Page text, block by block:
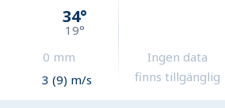
34°
19°
0 mm
3 (9) m/s
Ingen data
finns tillgänglig